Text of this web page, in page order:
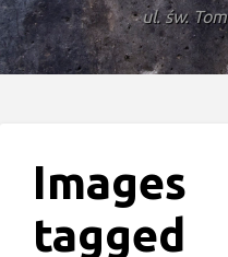
ul. św.
Images
tagged